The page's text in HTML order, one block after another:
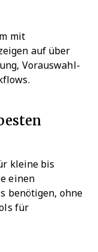
mit
auf über
Vorauswahl-
kleine bis
einen
benötigen, ohne
für